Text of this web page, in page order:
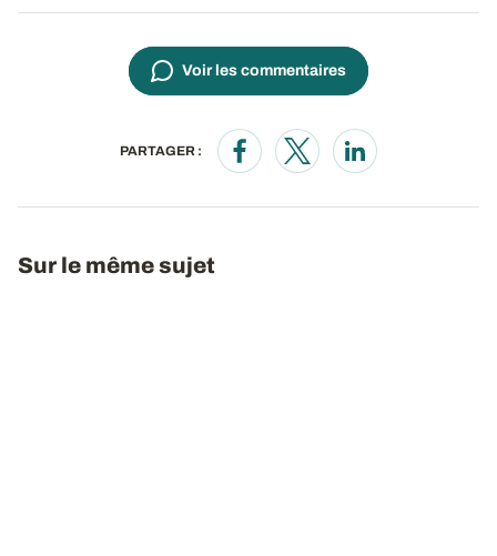
Voir les commentaires
PARTAGER :
Opens in a new window
Opens in a new window
Opens in a new
Sur le même sujet